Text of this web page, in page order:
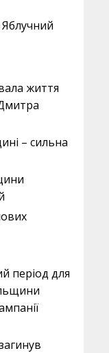
життя
– сильна
період для